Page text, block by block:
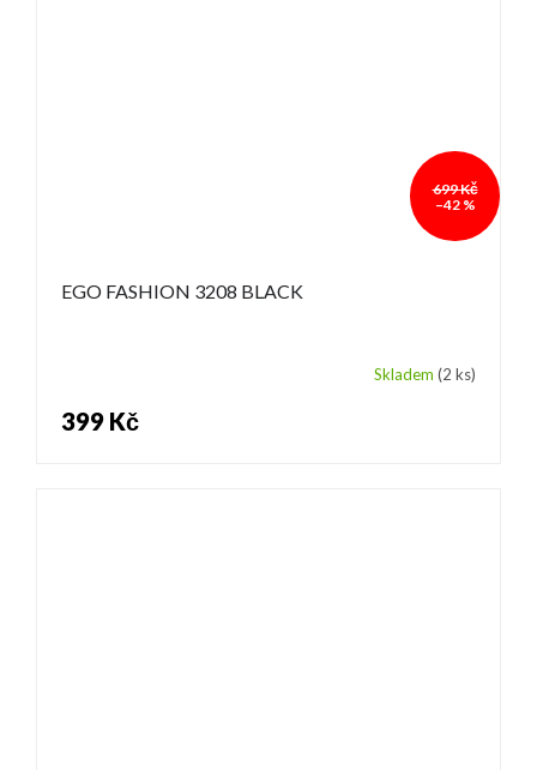
699 Kč
–42 %
EGO FASHION 3208 BLACK
Skladem (2 ks)
399 Kč